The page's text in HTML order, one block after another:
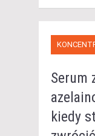
Serum
kiedy